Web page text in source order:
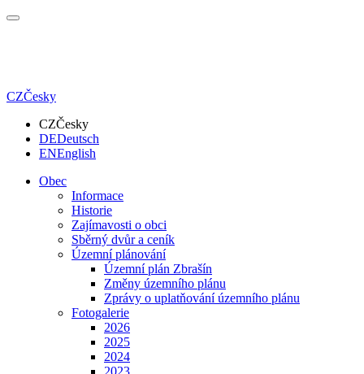
CZČesky
CZČesky
DEDeutsch
ENEnglish
Obec
Informace
Historie
Zajímavosti o obci
Sběrný dvůr a ceník
Územní plánování
Územní plán Zbrašín
Změny územního plánu
Zprávy o uplatňování územního plánu
Fotogalerie
2026
2025
2024
2023